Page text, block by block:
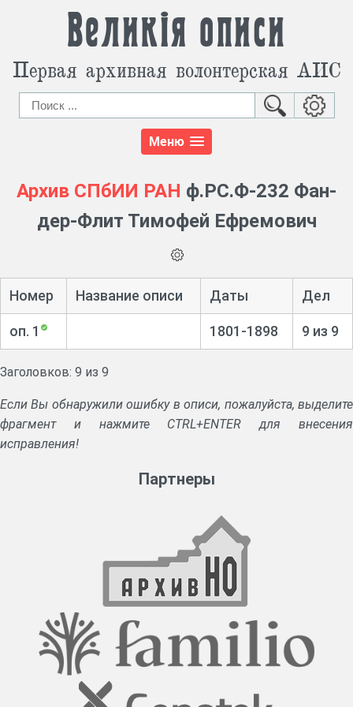
Великія описи
Первая архивная волонтерская АИС
Меню
Архив СПбИИ РАН ф.РС.Ф-232 Фан-
дер-Флит Тимофей Ефремович
Номер Название описи Даты Дел
оп. 1 1801-1898 9 из 9
Заголовков: 9 из 9
Если Вы обнаружили ошибку в описи, пожалуйста, выделите
фрагмент и нажмите CTRL+ENTER для внесения
исправления!
Партнеры